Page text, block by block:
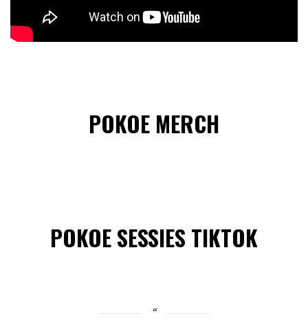
POKOE MERCH
POKOE SESSIES TIKTOK